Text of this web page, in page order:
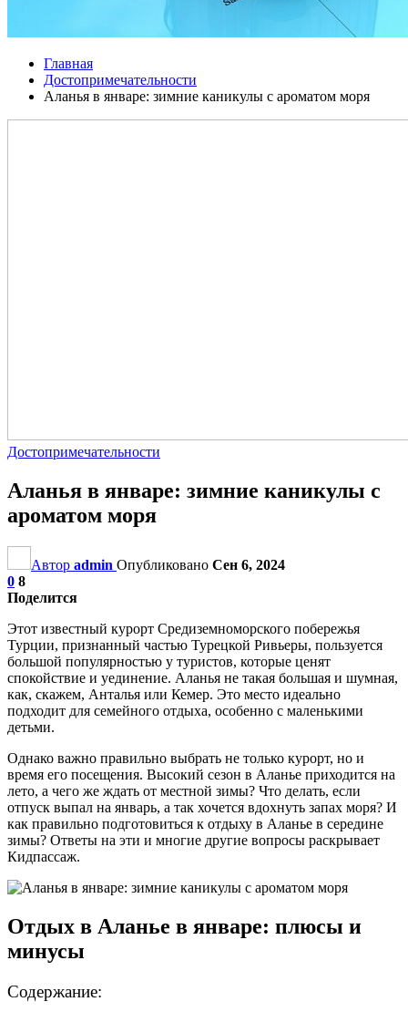
Главная
Достопримечательности
Аланья в январе: зимние каникулы с ароматом моря
Достопримечательности
Аланья в январе: зимние каникулы с
ароматом моря
Автор admin Опубликовано Сен 6, 2024
0 8
Поделится
Этот известный курорт Средиземноморского побережья
Турции, признанный частью Турецкой Ривьеры, пользуется
большой популярностью у туристов, которые ценят
спокойствие и уединение. Аланья не такая большая и шумная,
как, скажем, Анталья или Кемер. Это место идеально
подходит для семейного отдыха, особенно с маленькими
детьми.
Однако важно правильно выбрать не только курорт, но и
время его посещения. Высокий сезон в Аланье приходится на
лето, а чего же ждать от местной зимы? Что делать, если
отпуск выпал на январь, а так хочется вдохнуть запах моря? И
как правильно подготовиться к отдыху в Аланье в середине
зимы? Ответы на эти и многие другие вопросы раскрывает
Кидпассаж.
Отдых в Аланье в январе: плюсы и
минусы
Содержание: